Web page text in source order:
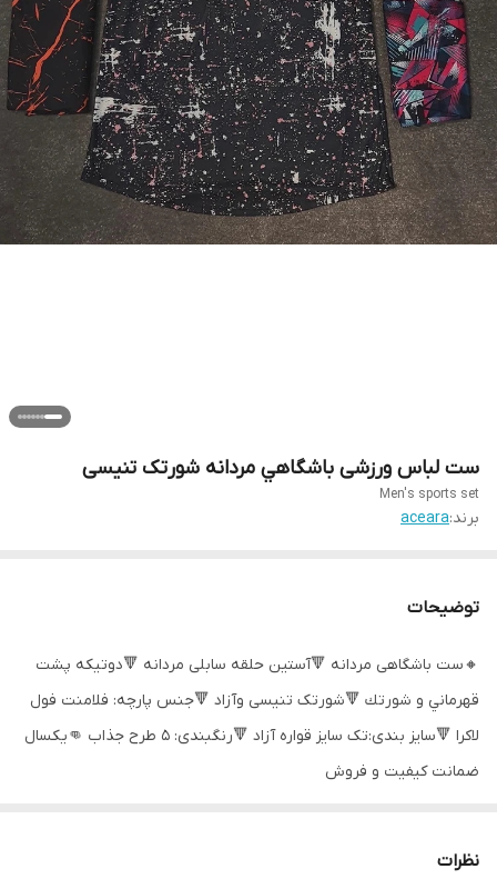
ست لباس ورزشی باشگاهي مردانه شورتک تنیسی
Men's sports set
برند:aceara
توضیحات
🔸ست باشگاهی مردانه 🔻آستین حلقه سابلی مردانه 🔻دوتيكه پشت
قهرماني و شورتك 🔻شورتک تنیسی وآزاد 🔻جنس پارچه: فلامنت فول
لاکرا 🔻سایز بندی:تک سایز قواره آزاد 🔻رنگبندی: 5 طرح جذاب 👊يكسال
ضمانت کیفیت و فروش
نظرات